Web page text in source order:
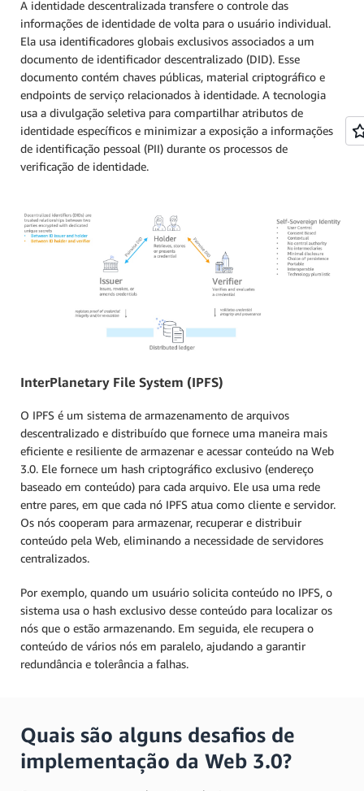
A identidade descentralizada transfere o controle das
informações de identidade de volta para o usuário individual.
Ela usa identificadores globais exclusivos associados a um
documento de identificador descentralizado (DID). Esse
documento contém chaves públicas, material criptográfico e
endpoints de serviço relacionados à identidade. A tecnologia
usa a divulgação seletiva para compartilhar atributos de
identidade específicos e minimizar a exposição a informações
de identificação pessoal (PII) durante os processos de
verificação de identidade.
InterPlanetary File System (IPFS)
O IPFS é um sistema de armazenamento de arquivos
descentralizado e distribuído que fornece uma maneira mais
eficiente e resiliente de armazenar e acessar conteúdo na Web
3.0. Ele fornece um hash criptográfico exclusivo (endereço
baseado em conteúdo) para cada arquivo. Ele usa uma rede
entre pares, em que cada nó IPFS atua como cliente e servidor.
Os nós cooperam para armazenar, recuperar e distribuir
conteúdo pela Web, eliminando a necessidade de servidores
centralizados.
Por exemplo, quando um usuário solicita conteúdo no IPFS, o
sistema usa o hash exclusivo desse conteúdo para localizar os
nós que o estão armazenando. Em seguida, ele recupera o
conteúdo de vários nós em paralelo, ajudando a garantir
redundância e tolerância a falhas.
Quais são alguns desafios de
implementação da Web 3.0?